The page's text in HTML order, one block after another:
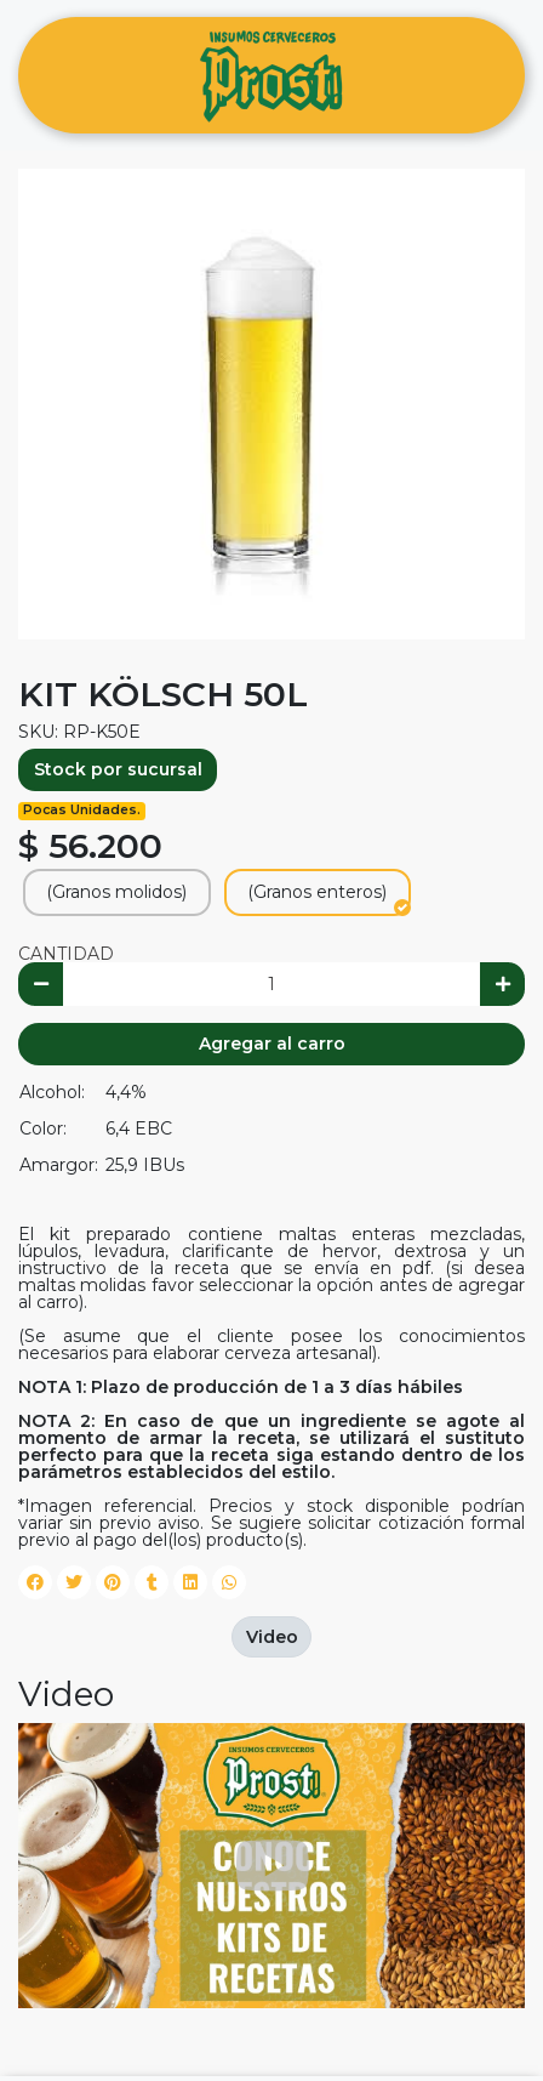
KIT KÖLSCH 50L
SKU: RP-K50E
Stock por sucursal
Pocas Unidades.
$ 56.200
(Granos molidos) (Granos enteros)
CANTIDAD
Agregar al carro
Alcohol:
4,4%
Color:
6,4 EBC
Amargor: 25,9 IBUs
El kit preparado contiene maltas enteras mezcladas,
lúpulos, levadura, clarificante de hervor, dextrosa y un
instructivo de la receta que se envía en pdf. (si desea
maltas molidas favor seleccionar la opción antes de agregar
al carro).
(Se asume que el cliente posee los conocimientos
necesarios para elaborar cerveza artesanal).
NOTA 1: Plazo de producción de 1 a 3 días hábiles
NOTA 2: En caso de que un ingrediente se agote al
momento de armar la receta, se utilizará el sustituto
perfecto para que la receta siga estando dentro de los
parámetros establecidos del estilo.
*Imagen referencial. Precios y stock disponible podrían
variar sin previo aviso. Se sugiere solicitar cotización formal
previo al pago del(los) producto(s).
Video
Video